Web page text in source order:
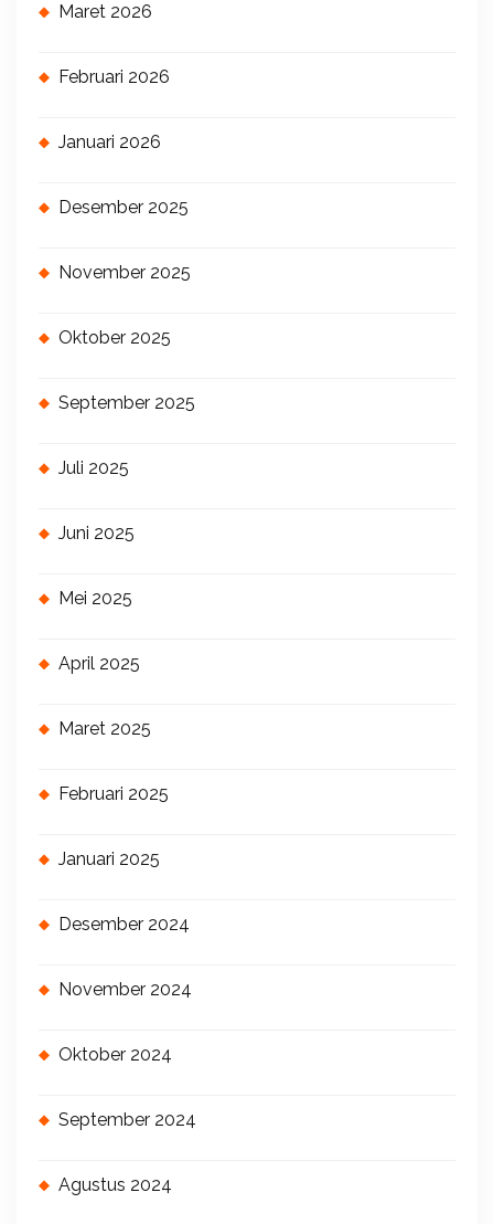
Maret 2026
Februari 2026
Januari 2026
Desember 2025
November 2025
Oktober 2025
September 2025
Juli 2025
Juni 2025
Mei 2025
April 2025
Maret 2025
Februari 2025
Januari 2025
Desember 2024
November 2024
Oktober 2024
September 2024
Agustus 2024